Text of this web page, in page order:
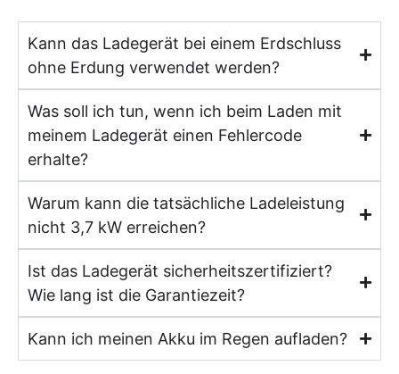
Kann das Ladegerät bei einem Erdschluss
ohne Erdung verwendet werden?
Was soll ich tun, wenn ich beim Laden mit
meinem Ladegerät einen Fehlercode
erhalte?
Warum kann die tatsächliche Ladeleistung
nicht 3,7 kW erreichen?
Ist das Ladegerät sicherheitszertifiziert?
Wie lang ist die Garantiezeit?
Kann ich meinen Akku im Regen aufladen?